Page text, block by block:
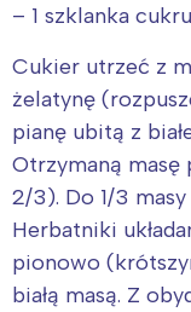
– 1 szklanka
Cukier utrzeć z
żelatynę
pianę ubitą z
Otrzymaną
2/3). Do 1/3
Herbatniki
pionowo
białą masą. Z